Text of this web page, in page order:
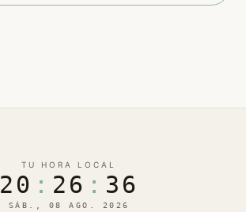
TU HORA LOCAL
20 : 26 : 37
SÁB., 08 AGO. 2026